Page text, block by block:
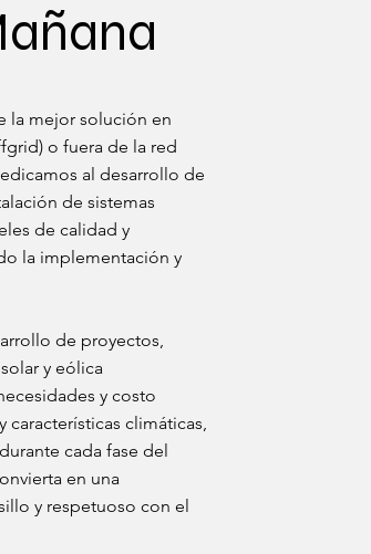
la mejor solución en
o fuera de la red
al desarrollo de
de sistemas
de calidad y
la implementación y
de proyectos,
y eólica
y costo
climáticas,
cada fase del
en una
y respetuoso con el